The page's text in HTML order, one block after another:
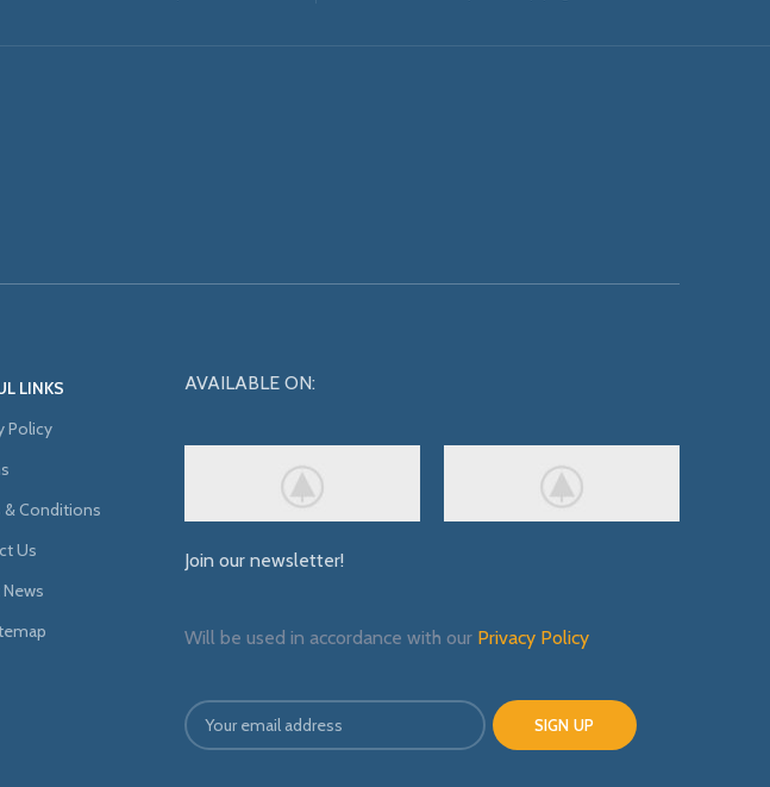
LINKS
Policy
& Conditions
Us
AVAILABLE ON:
Join our newsletter!
Will be used in accordance with our Privacy Policy